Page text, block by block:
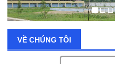
VỀ CHÚNG TÔI